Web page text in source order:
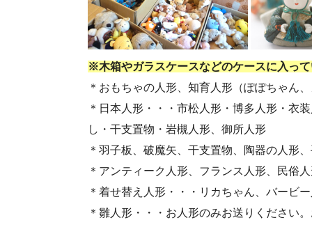
・第55回人形供養祭(令和4年9月8日(木))
・第53回人形供養祭(令和4年7月1日(金))
・第51回人形供養祭(令和4年4月18日(月))
・第49回人形供養祭(令和4年1月17日(月))
・第47回人形供養祭(令和3年10月11日(月))
・第45回人形供養祭(令和3年7月12日(月))
・第43回人形供養祭(令和3年4月23日(金))
・第41回人形供養祭(令和3年1月27日(水))
・第39回人形供養祭(令和2年10月22日(木))
・第37回人形供養祭(令和2年6月8日(月))
・第35回人形供養祭(令和2年2月13日(木))
※木箱やガラスケースなどのケースに入っ
＊おもちゃの人形、知育人形（ぽぽちゃん
＊日本人形・・・市松人形・博多人形・衣
し・干支置物・岩槻人形、御所人形
＊羽子板、破魔矢、干支置物、陶器の人形
＊アンティーク人形、フランス人形、民俗
＊着せ替え人形・・・リカちゃん、バービ
＊雛人形・・・お人形のみお送りください